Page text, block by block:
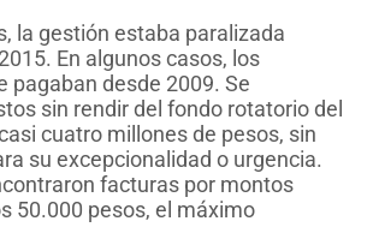
la gestión estaba paralizada
En algunos casos, los
pagaban desde 2009. Se
sin rendir del fondo rotatorio del
cuatro millones de pesos, sin
su excepcionalidad o urgencia.
facturas por montos
50.000 pesos, el máximo